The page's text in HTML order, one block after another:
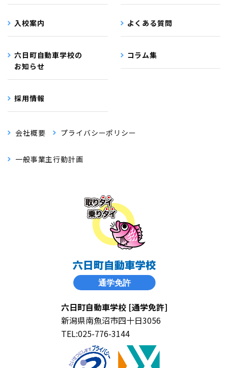
入校案内 よくある質問
六日町自動車学校の
お知らせ
コラム集
採用情報
会社概要 プライバシーポリシー
一般事業主行動計画
六日町自動車学校 [通学免許]
新潟県南魚沼市四十日3056
TEL:025-776-3144